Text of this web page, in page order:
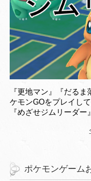
『更地マン』『だる
ケモンGOをプレイし
『めざせジムリーダー
ポケモンゲーム